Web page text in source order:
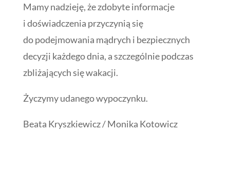
Mamy nadzieję, że zdobyte informacje
i doświadczenia przyczynią się
do podejmowania mądrych i bezpiecznych
decyzji każdego dnia, a szczególnie podczas
zbliżających się wakacji.
Życzymy udanego wypoczynku.
Beata Kryszkiewicz / Monika Kotowicz